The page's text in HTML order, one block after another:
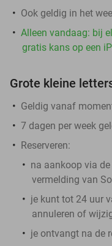
Ook geldig in het
Alleen vandaag: bij
gratis kans op een
Grote kleine
Geldig vanaf
7 dagen per week
Reserveren:
na aankoop via
vermelding van
je kunt tot 24 uur
annuleren of
je ontvangt na de